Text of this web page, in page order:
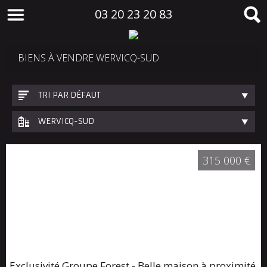
03 20 23 20 83
BIENS À VENDRE WERVICQ-SUD
TRI PAR DÉFAUT
WERVICQ-SUD
315 000 €